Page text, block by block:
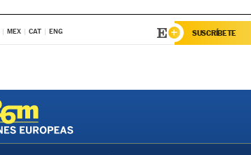
MEX CAT ENG SUSCRÍBETE